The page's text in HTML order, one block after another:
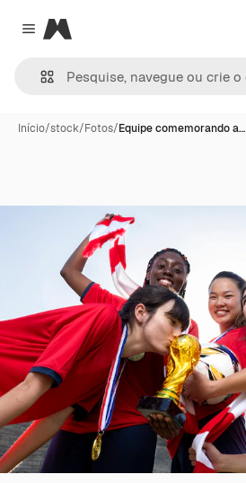
Close menu
Magnific
Início/stock/Fotos/Equipe comemorando a…